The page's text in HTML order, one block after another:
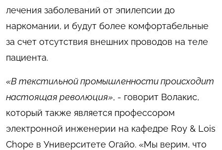
лечения заболеваний от эпилепсии до
наркомании, и будут более комфортабельные
за счет отсутствия внешних проводов на теле
пациента.
«В текстильной промышленности происходит
настоящая революция», - говорит Волакис,
который также является профессором
электронной инженерии на кафедре Roy & Lois
Chope в Университете Огайо. «Мы верим, что